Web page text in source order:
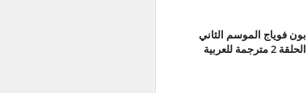
بون فوياج الموسم الثاني
الحلقة 2 مترجمة للعربية